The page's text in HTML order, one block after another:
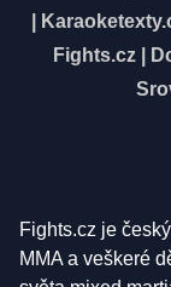
Fights.cz
Fights.cz je
MMA a veškeré